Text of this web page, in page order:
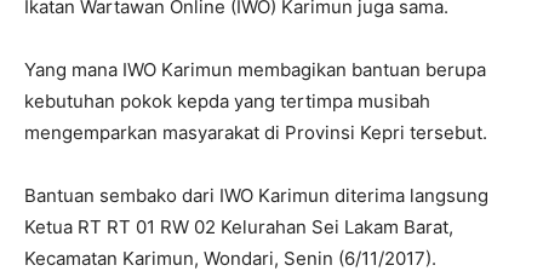
Ikatan Wartawan Online (IWO) Karimun juga sama.
Yang mana IWO Karimun membagikan bantuan berupa
kebutuhan pokok kepda yang tertimpa musibah
mengemparkan masyarakat di Provinsi Kepri tersebut.
Bantuan sembako dari IWO Karimun diterima langsung
Ketua RT RT 01 RW 02 Kelurahan Sei Lakam Barat,
Kecamatan Karimun, Wondari, Senin (6/11/2017).